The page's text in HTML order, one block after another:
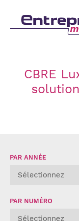
CBRE
PAR ANNÉE
PAR NUMÉRO